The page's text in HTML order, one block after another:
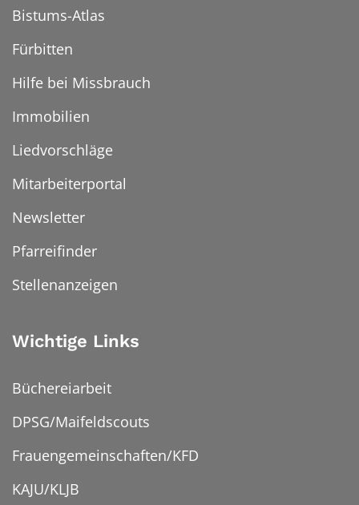
Bistums-Atlas
Fürbitten
Hilfe bei Missbrauch
Immobilien
Liedvorschläge
Mitarbeiterportal
Newsletter
Pfarreifinder
Stellenanzeigen
Wichtige Links
Büchereiarbeit
DPSG/Maifeldscouts
Frauengemeinschaften/KFD
KAJU/KLJB